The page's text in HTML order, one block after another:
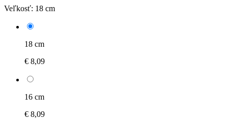
Veľkosť: 18 cm
18 cm
€ 8,09
16 cm
€ 8,09